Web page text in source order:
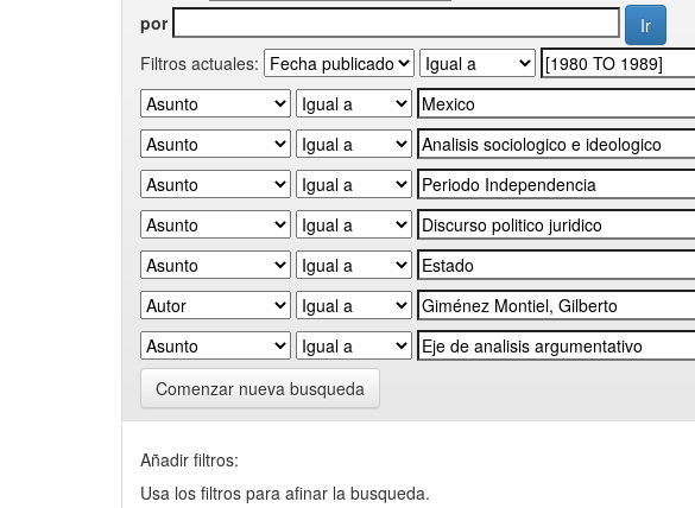
por
Filtros actuales:
Comenzar nueva busqueda
Añadir filtros:
Usa los filtros para afinar la busqueda.